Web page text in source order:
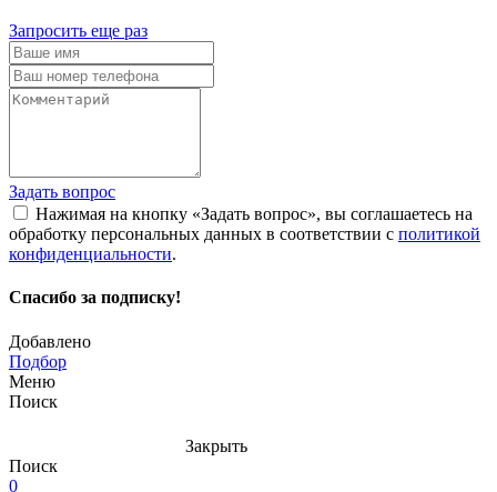
Запросить еще раз
Задать вопрос
Нажимая на кнопку «Задать вопрос», вы соглашаетесь на
обработку персональных данных в соответствии с политикой
конфиденциальности.
Спасибо за подписку!
Добавлено
Подбор
Меню
Поиск
Закрыть
Поиск
0